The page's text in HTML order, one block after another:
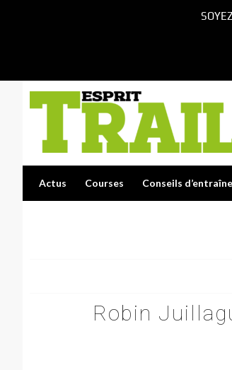
Actus Courses Conseils
Robin